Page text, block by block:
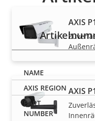
AXIS
AXIS